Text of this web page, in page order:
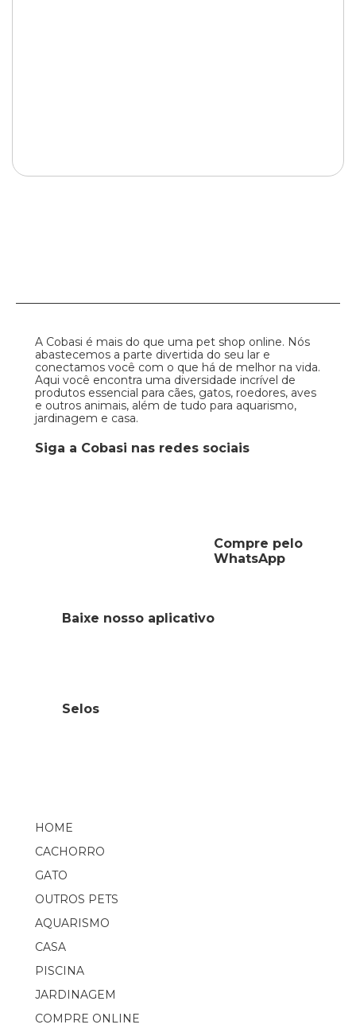
A Cobasi é mais do que uma pet shop online. Nós
abastecemos a parte divertida do seu lar e
conectamos você com o que há de melhor na vida.
Aqui você encontra uma diversidade incrível de
produtos essencial para cães, gatos, roedores, aves
e outros animais, além de tudo para aquarismo,
jardinagem e casa.
Siga a Cobasi nas redes sociais
Compre pelo
WhatsApp
HOME
CACHORRO
GATO
OUTROS PETS
AQUARISMO
CASA
PISCINA
JARDINAGEM
COMPRE ONLINE
Baixe nosso aplicativo
Selos